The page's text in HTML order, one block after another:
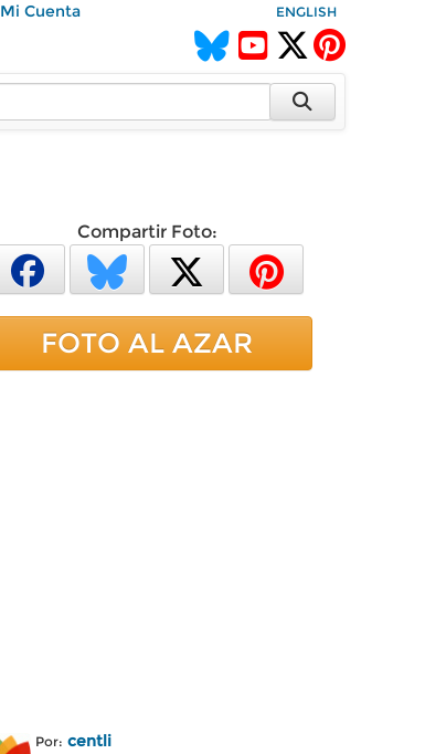
Mi Cuenta ENGLISH
Compartir Foto:
FOTO AL AZAR
Por: centli